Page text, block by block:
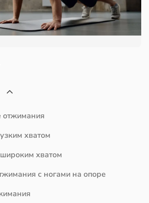
отжимания
хватом
хватом
с ногами на опоре